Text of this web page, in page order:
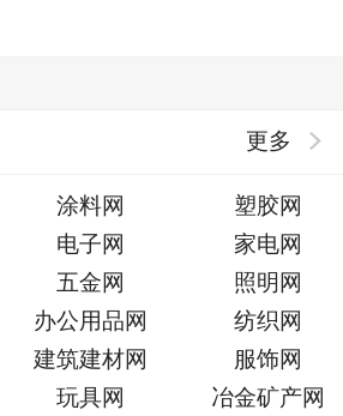
更多
涂料网
塑胶网
电子网
家电网
五金网
照明网
办公用品网
纺织网
建筑建材网
服饰网
玩具网
冶金矿产网